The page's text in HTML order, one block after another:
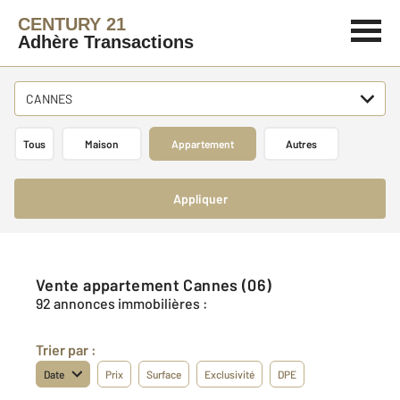
CENTURY 21
Adhère Transactions
CANNES
Tous Maison Appartement Autres
Appliquer
Vente appartement Cannes (06)
92 annonces immobilières :
Trier par :
Date Prix Surface Exclusivité DPE